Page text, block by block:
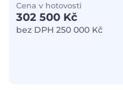
Cena v hotovosti
302 500 Kč
bez DPH 250 000 Kč